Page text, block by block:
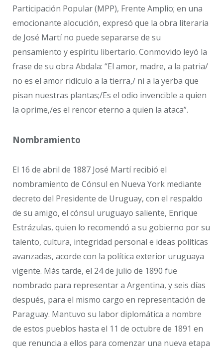
Participación Popular (MPP), Frente Amplio; en una
emocionante alocución, expresó que la obra literaria
de José Martí no puede separarse de su
pensamiento y espíritu libertario. Conmovido leyó la
frase de su obra Abdala: “El amor, madre, a la patria/
no es el amor ridículo a la tierra,/ ni a la yerba que
pisan nuestras plantas;/Es el odio invencible a quien
la oprime,/es el rencor eterno a quien la ataca”.
Nombramiento
El 16 de abril de 1887 José Martí recibió el
nombramiento de Cónsul en Nueva York mediante
decreto del Presidente de Uruguay, con el respaldo
de su amigo, el cónsul uruguayo saliente, Enrique
Estrázulas, quien lo recomendó a su gobierno por su
talento, cultura, integridad personal e ideas políticas
avanzadas, acorde con la política exterior uruguaya
vigente. Más tarde, el 24 de julio de 1890 fue
nombrado para representar a Argentina, y seis días
después, para el mismo cargo en representación de
Paraguay. Mantuvo su labor diplomática a nombre
de estos pueblos hasta el 11 de octubre de 1891 en
que renuncia a ellos para comenzar una nueva etapa